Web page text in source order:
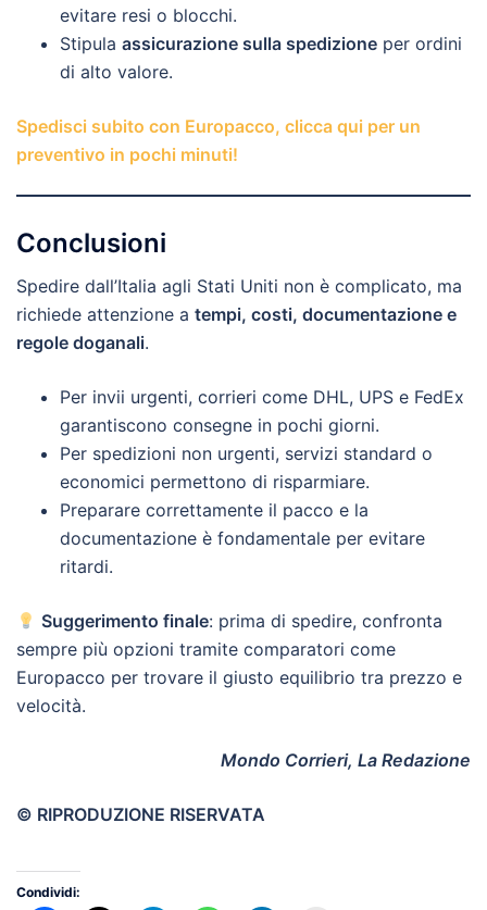
evitare resi o blocchi.
Stipula assicurazione sulla spedizione per ordini
di alto valore.
Spedisci subito con Europacco, clicca qui per un
preventivo in pochi minuti!
Conclusioni
Spedire dall’Italia agli Stati Uniti non è complicato, ma
richiede attenzione a tempi, costi, documentazione e
regole doganali.
Per invii urgenti, corrieri come DHL, UPS e FedEx
garantiscono consegne in pochi giorni.
Per spedizioni non urgenti, servizi standard o
economici permettono di risparmiare.
Preparare correttamente il pacco e la
documentazione è fondamentale per evitare
ritardi.
Suggerimento finale: prima di spedire, confronta
sempre più opzioni tramite comparatori come
Europacco per trovare il giusto equilibrio tra prezzo e
velocità.
Mondo Corrieri, La Redazione
© RIPRODUZIONE RISERVATA
Condividi: